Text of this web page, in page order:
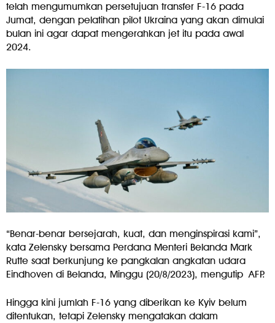
telah mengumumkan persetujuan transfer F-16 pada
Jumat, dengan pelatihan pilot Ukraina yang akan dimulai
bulan ini agar dapat mengerahkan jet itu pada awal
2024.
“Benar-benar bersejarah, kuat, dan menginspirasi kami”,
kata Zelensky bersama Perdana Menteri Belanda Mark
Rutte saat berkunjung ke pangkalan angkatan udara
Eindhoven di Belanda, Minggu (20/8/2023), mengutip AFP.
Hingga kini jumlah F-16 yang diberikan ke Kyiv belum
ditentukan, tetapi Zelensky mengatakan dalam